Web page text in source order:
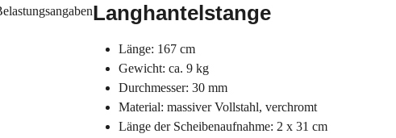
Langhantelstange
Länge: 167 cm
Gewicht: ca. 9 kg
Durchmesser: 30 mm
Material: massiver Vollstahl, verchromt
Länge der Scheibenaufnahme: 2 x 31 cm